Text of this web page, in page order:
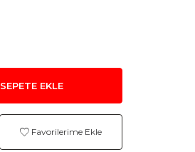
SEPETE EKLE
Favorilerime Ekle